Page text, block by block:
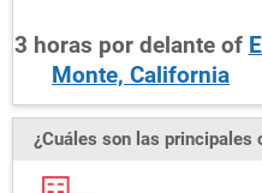
3 horas por delante of
Monte, California
¿Cuáles son las principales